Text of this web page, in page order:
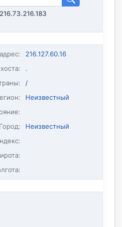
216.73.216.183
:
216.127.60.16
:
.
/
Неизвестный
Город:
Неизвестный